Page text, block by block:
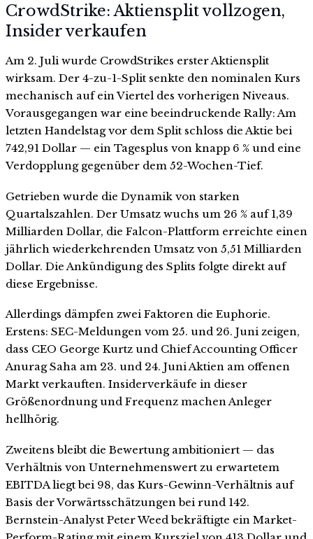
CrowdStrike: Aktiensplit vollzogen,
Insider verkaufen
Am 2. Juli wurde CrowdStrikes erster Aktiensplit
wirksam. Der 4-zu-1-Split senkte den nominalen Kurs
mechanisch auf ein Viertel des vorherigen Niveaus.
Vorausgegangen war eine beeindruckende Rally: Am
letzten Handelstag vor dem Split schloss die Aktie bei
742,91 Dollar — ein Tagesplus von knapp 6 % und eine
Verdopplung gegenüber dem 52-Wochen-Tief.
Getrieben wurde die Dynamik von starken
Quartalszahlen. Der Umsatz wuchs um 26 % auf 1,39
Milliarden Dollar, die Falcon-Plattform erreichte einen
jährlich wiederkehrenden Umsatz von 5,51 Milliarden
Dollar. Die Ankündigung des Splits folgte direkt auf
diese Ergebnisse.
Allerdings dämpfen zwei Faktoren die Euphorie.
Erstens: SEC-Meldungen vom 25. und 26. Juni zeigen,
dass CEO George Kurtz und Chief Accounting Officer
Anurag Saha am 23. und 24. Juni Aktien am offenen
Markt verkauften. Insiderverkäufe in dieser
Größenordnung und Frequenz machen Anleger
hellhörig.
Zweitens bleibt die Bewertung ambitioniert — das
Verhältnis von Unternehmenswert zu erwartetem
EBITDA liegt bei 98, das Kurs-Gewinn-Verhältnis auf
Basis der Vorwärtsschätzungen bei rund 142.
Bernstein-Analyst Peter Weed bekräftigte ein Market-